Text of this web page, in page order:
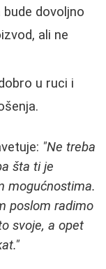
dovoljno
ali ne
u ruci i
"Ne treba
šta ti je
mogućnostima.
poslom radimo
svoje, a opet